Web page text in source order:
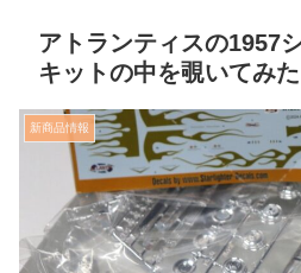
アトランティスの1957
キットの中を覗いてみた
新商品情報